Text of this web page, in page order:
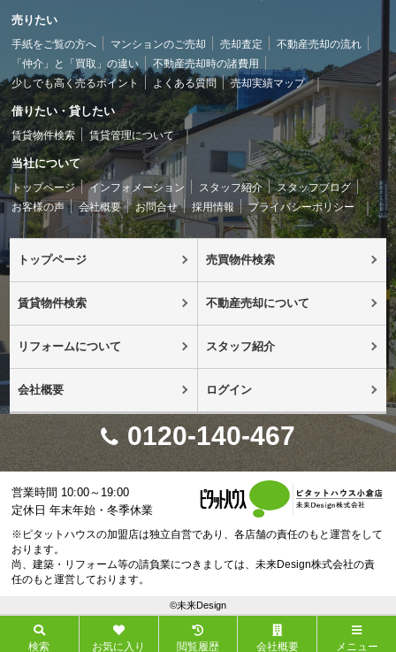
売りたい
手紙をご覧の方へ マンションのご売却 売却査定
不動産売却の流れ
「仲介」と「買取」の違い
不動産売却時の諸費用
少しでも高く売るポイント
よくある質問 売却実績マップ
借りたい・貸したい
賃貸物件検索 賃貸管理について
当社について
トップページ インフォメーション スタッフ紹介
スタッフブログ
お客様の声
会社概要 お問合せ 採用情報 プライバシーポリシー
トップページ 売買物件検索
賃貸物件検索 不動産売却について
リフォームについて スタッフ紹介
会社概要 ログイン
0120-140-467
営業時間 10:00～19:00
定休日 年末年始・冬季休業
※ピタットハウスの加盟店は独立自営であり、各店舗の責任のもと運営をして
おります。
尚、建築・リフォーム等の請負業につきましては、未来Design株式会社の責
任のもと運営しております。
©未来Design
検索 お気に入り 閲覧履歴 会社概要 メニュー